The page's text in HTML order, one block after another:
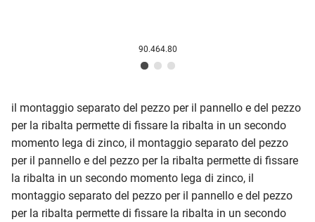
90.464.80
il montaggio separato del pezzo per il pannello e del pezzo
per la ribalta permette di fissare la ribalta in un secondo
momento lega di zinco, il montaggio separato del pezzo
per il pannello e del pezzo per la ribalta permette di fissare
la ribalta in un secondo momento lega di zinco, il
montaggio separato del pezzo per il pannello e del pezzo
per la ribalta permette di fissare la ribalta in un secondo